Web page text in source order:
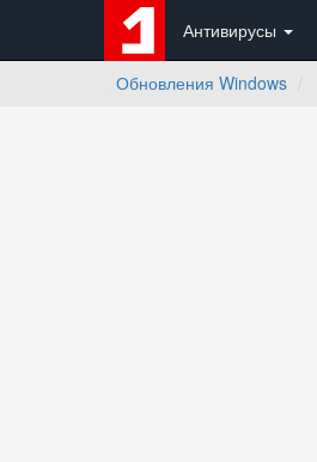
Антивирусы
Обновления Windows